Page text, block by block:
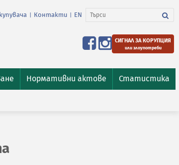
Контакти EN
СИГНАЛ ЗА КОРУПЦИЯ
или злоупотреби
Нормативни актове Статистика